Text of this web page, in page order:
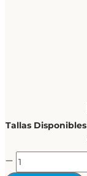
Tallas Disponibles
CHEMISE